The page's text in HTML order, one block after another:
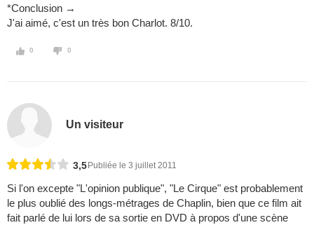
*Conclusion →
J'ai aimé, c'est un très bon Charlot. 8/10.
0 0
Un visiteur
3,5 Publiée le 3 juillet 2011
Si l'on excepte "L'opinion publique", "Le Cirque" est probablement
le plus oublié des longs-métrages de Chaplin, bien que ce film ait
fait parlé de lui lors de sa sortie en DVD à propos d'une scène